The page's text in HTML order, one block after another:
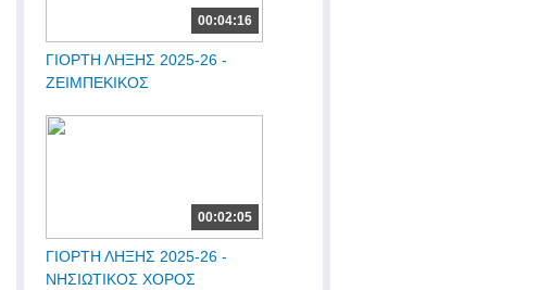
00:04:16
ΓΙΟΡΤΗ ΛΗΞΗΣ 2025-26 -
ΖΕΙΜΠΕΚΙΚΟΣ
00:02:05
ΓΙΟΡΤΗ ΛΗΞΗΣ 2025-26 -
ΝΗΣΙΩΤΙΚΟΣ ΧΟΡΟΣ